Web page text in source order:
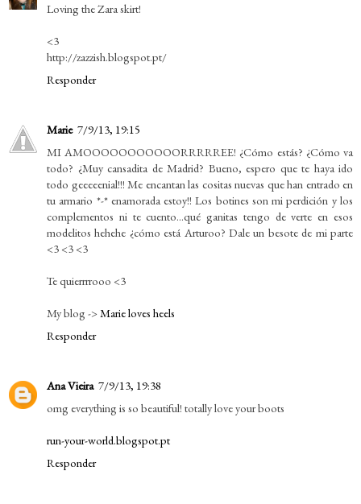
Loving the Zara skirt!
<3
http://zazzish.blogspot.pt/
Responder
Marie 7/9/13, 19:15
MI AMOOOOOOOOOOORRRRREE! ¿Cómo estás? ¿Cómo va
todo? ¿Muy cansadita de Madrid? Bueno, espero que te haya ido
todo geeeeenial!!! Me encantan las cositas nuevas que han entrado en
tu armario *-* enamorada estoy!! Los botines son mi perdición y los
complementos ni te cuento...qué ganitas tengo de verte en esos
modelitos hehehe ¿cómo está Arturoo? Dale un besote de mi parte
<3 <3 <3
Te quierrrrooo <3
My blog ->Marie loves heels
Responder
Ana Vieira 7/9/13, 19:38
omg everything is so beautiful! totally love your boots
run-your-world.blogspot.pt
Responder